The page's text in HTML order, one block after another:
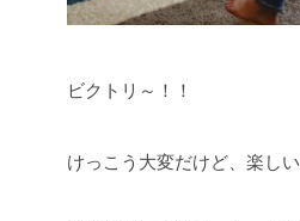
ビクトリ～！！
けっこう大変だけど、楽しい